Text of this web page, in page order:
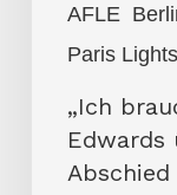
AFLE
Paris Lights
Richtung
„Ich
Edwards